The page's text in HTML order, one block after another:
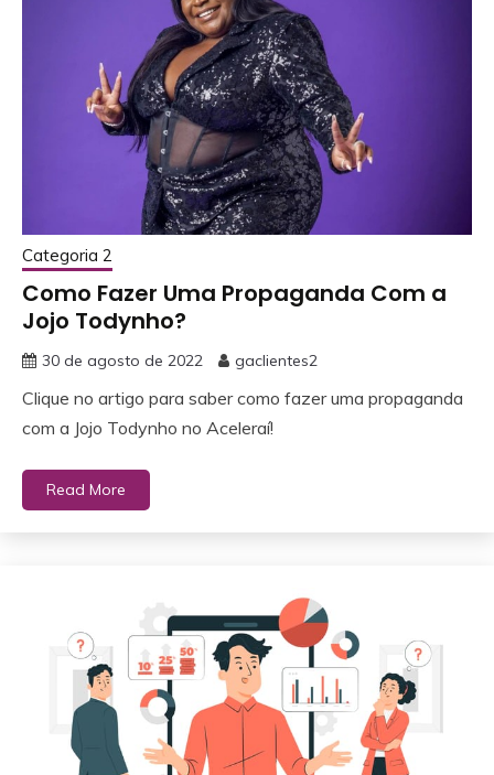
Categoria 2
Como Fazer Uma Propaganda Com a
Jojo Todynho?
30 de agosto de 2022 gaclientes2
Clique no artigo para saber como fazer uma propaganda
com a Jojo Todynho no Aceleraí!
Read More